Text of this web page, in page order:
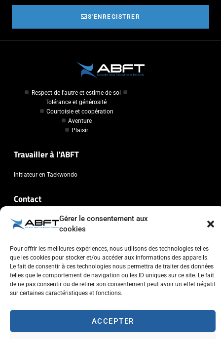
Gérer le consentement aux
cookies
Pour offrir les meilleures expériences, nous utilisons des technologies telles
que les cookies pour stocker et/ou accéder aux informations des appareils.
Le fait de consentir à ces technologies nous permettra de traiter des données
telles que le comportement de navigation ou les ID uniques sur ce site. Le fait
de ne pas consentir ou de retirer son consentement peut avoir un effet négatif
sur certaines caractéristiques et fonctions.
ACCEPTER
S'ENREGISTRER
Respect de l'autre et estime de soi
Tolérance et générosité
Courtoisie et coopération
Aventure
Plaisir
Travailler à l'ABFT
Initiateur en Taekwondo
Contact
Association Belge Francophone de Taekwondo
Chaussée de Wavre, 2057 - 1160 Auderghem
info@abft.be
+32 (0)2 347 34 77
Copyright © 2023 ABFT.BE – Tous droits réservés
Utilisation des cookies